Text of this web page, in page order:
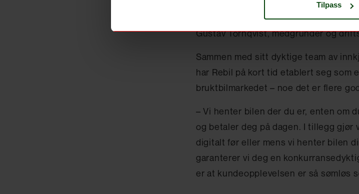
Tilpass
– Kunden slipper alt ansvaret etter
Gustav Törnqvist, medgrunder og
Sammen med sitt dyktige team av
har Rebil på kort tid etablert seg som
bruktbilmarkedet – noe det er flere
– Vi henter bilen der du er, enten om
og betaler deg på dagen. I tillegg gjør
digitalt før eller mens vi henter bilen
garanterer vi deg en
er at kundeopplevelsen er så sømløs